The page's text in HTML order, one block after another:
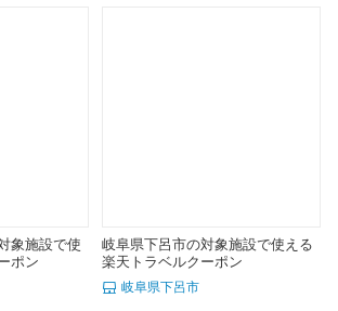
象施設で使
ポン
岐阜県下呂市の対象施設で使える
楽天トラベルクーポン
岐阜県下呂市